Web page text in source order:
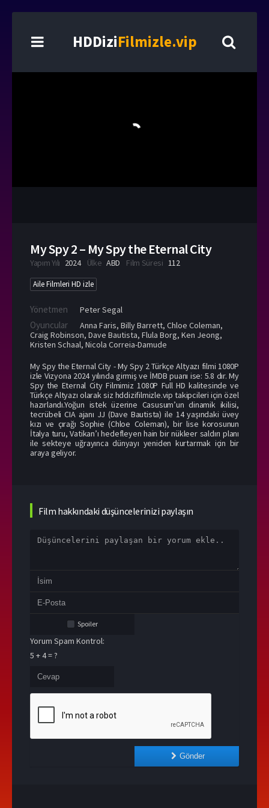
HDDiziFilmizle.vip
My Spy 2 – My Spy the Eternal City
Yapım Yılı 2024 Ülke ABD Film Süresi 112
Aile Filmleri HD izle
Yönetmen Peter Segal
Oyuncular Anna Faris, Billy Barrett, Chloe Coleman,
Craig Robinson, Dave Bautista, Flula Borg, Ken Jeong,
Kristen Schaal, Nicola Correia-Damude
My Spy the Eternal City - My Spy 2 Türkçe Altyazı filmi 1080P
izle Vizyona 2024 yılında girmiş ve İMDB puanı ise: 5.8 dır. My
Spy the Eternal City Filmimiz 1080P Full HD kalitesinde ve
Türkçe Altyazı olarak siz hddizifilmizle.vip takipcileri için özel
hazırlandı.Yoğun istek üzerine Casusum’un dinamik ikilisi,
tecrübeli CIA ajanı JJ (Dave Bautista) ile 14 yaşındaki üvey
kızı ve çırağı Sophie (Chloe Coleman), bir lise korosunun
İtalya turu, Vatikan’ı hedefleyen hain bir nükleer saldırı planı
ile sekteye uğrayınca dünyayı yeniden kurtarmak için bir
araya geliyor.
Film hakkındaki düşüncelerinizi paylaşın
Spoiler
Yorum Spam Kontrol:
5 + 4 = ?
Gönder